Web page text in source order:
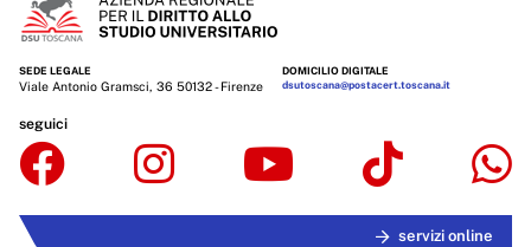
SEDE LEGALE
Viale Antonio Gramsci, 36 50132 - Firenze
DOMICILIO DIGITALE
dsutoscana@postacert.toscana.it
seguici
servizi online